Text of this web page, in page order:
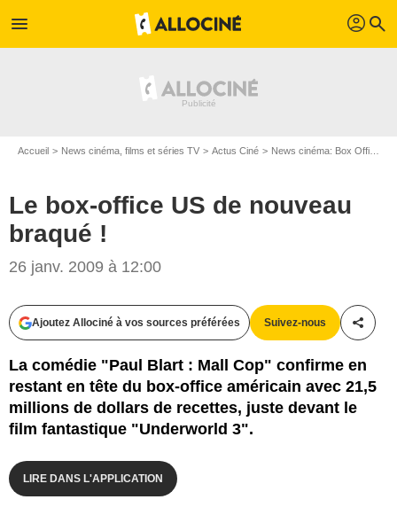
menu profil search
Accueil News cinéma, films et séries TV Actus Ciné News cinéma: Box Office
Le box-office US de nouveau
braqué !
26 janv. 2009 à 12:00
Ajoutez Allociné à vos sources préférées Suivez-nous
La comédie "Paul Blart : Mall Cop" confirme en
restant en tête du box-office américain avec 21,5
millions de dollars de recettes, juste devant le
film fantastique "Underworld 3".
LIRE DANS L'APPLICATION